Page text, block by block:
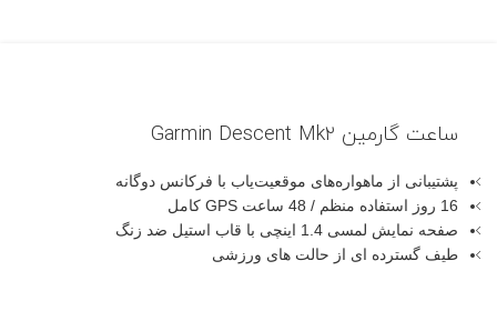
ساعت گارمین Garmin Descent Mk2
پشتیبانی از ماهواره‌های موقعیت‌یاب با فرکانس دوگانه
16 روز استفاده منظم / 48 ساعت GPS کامل
صفحه نمایش لمسی 1.4 اینچی با قاب استیل ضد زنگ
طیف گسترده ای از حالت های ورزشی